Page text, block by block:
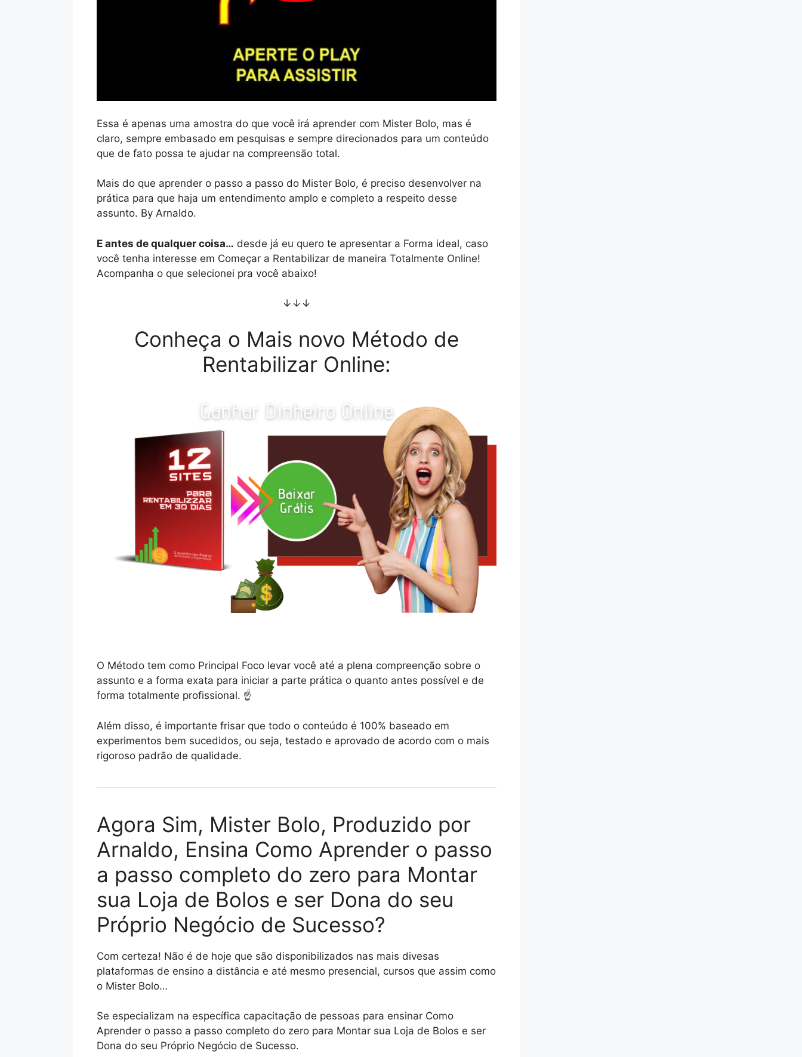
Essa é apenas uma amostra do que você irá aprender com Mister Bolo, mas é
claro, sempre embasado em pesquisas e sempre direcionados para um conteúdo
que de fato possa te ajudar na compreensão total.
Mais do que aprender o passo a passo do Mister Bolo, é preciso desenvolver na
prática para que haja um entendimento amplo e completo a respeito desse
assunto. By Arnaldo.
E antes de qualquer coisa… desde já eu quero te apresentar a Forma ideal, caso
você tenha interesse em Começar a Rentabilizar de maneira Totalmente Online!
Acompanha o que selecionei pra você abaixo!
↓↓↓
Conheça o Mais novo Método de
Rentabilizar Online:
O Método tem como Principal Foco levar você até a plena compreenção sobre o
assunto e a forma exata para iniciar a parte prática o quanto antes possível e de
forma totalmente profissional. ☝️
Além disso, é importante frisar que todo o conteúdo é 100% baseado em
experimentos bem sucedidos, ou seja, testado e aprovado de acordo com o mais
rigoroso padrão de qualidade.
Agora Sim, Mister Bolo, Produzido por
Arnaldo, Ensina Como Aprender o passo
a passo completo do zero para Montar
sua Loja de Bolos e ser Dona do seu
Próprio Negócio de Sucesso?
Com certeza! Não é de hoje que são disponibilizados nas mais divesas
plataformas de ensino a distância e até mesmo presencial, cursos que assim como
o Mister Bolo…
Se especializam na específica capacitação de pessoas para ensinar Como
Aprender o passo a passo completo do zero para Montar sua Loja de Bolos e ser
Dona do seu Próprio Negócio de Sucesso.